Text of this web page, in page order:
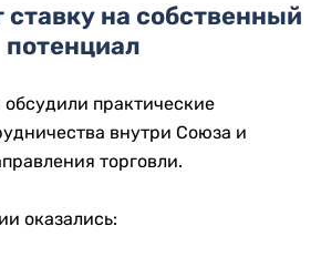
на собственный
потенциал
практические
внутри Союза и
торговли.
оказались: